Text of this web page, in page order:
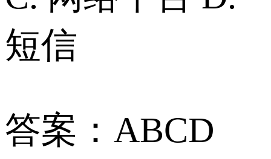
短信
答案：ABCD